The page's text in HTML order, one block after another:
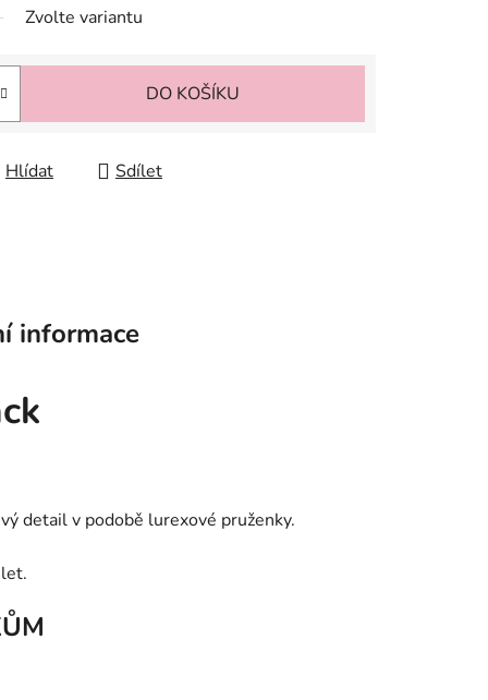
Zvolte variantu
DO KOŠÍKU
Hlídat Sdílet
informace
detail v podobě lurexové pruženky.